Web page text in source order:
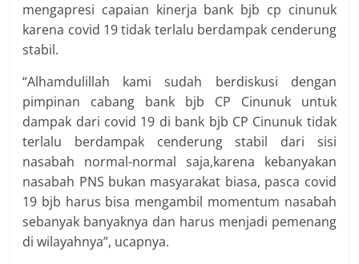
mengapresi capaian kinerja bank bjb cp cinunuk
karena covid 19 tidak terlalu berdampak cenderung
stabil.
“Alhamdulillah kami sudah berdiskusi dengan
pimpinan cabang bank bjb CP Cinunuk untuk
dampak dari covid 19 di bank bjb CP Cinunuk tidak
terlalu berdampak cenderung stabil dari sisi
nasabah normal-normal saja,karena kebanyakan
nasabah PNS bukan masyarakat biasa, pasca covid
19 bjb harus bisa mengambil momentum nasabah
sebanyak banyaknya dan harus menjadi pemenang
di wilayahnya”, ucapnya.